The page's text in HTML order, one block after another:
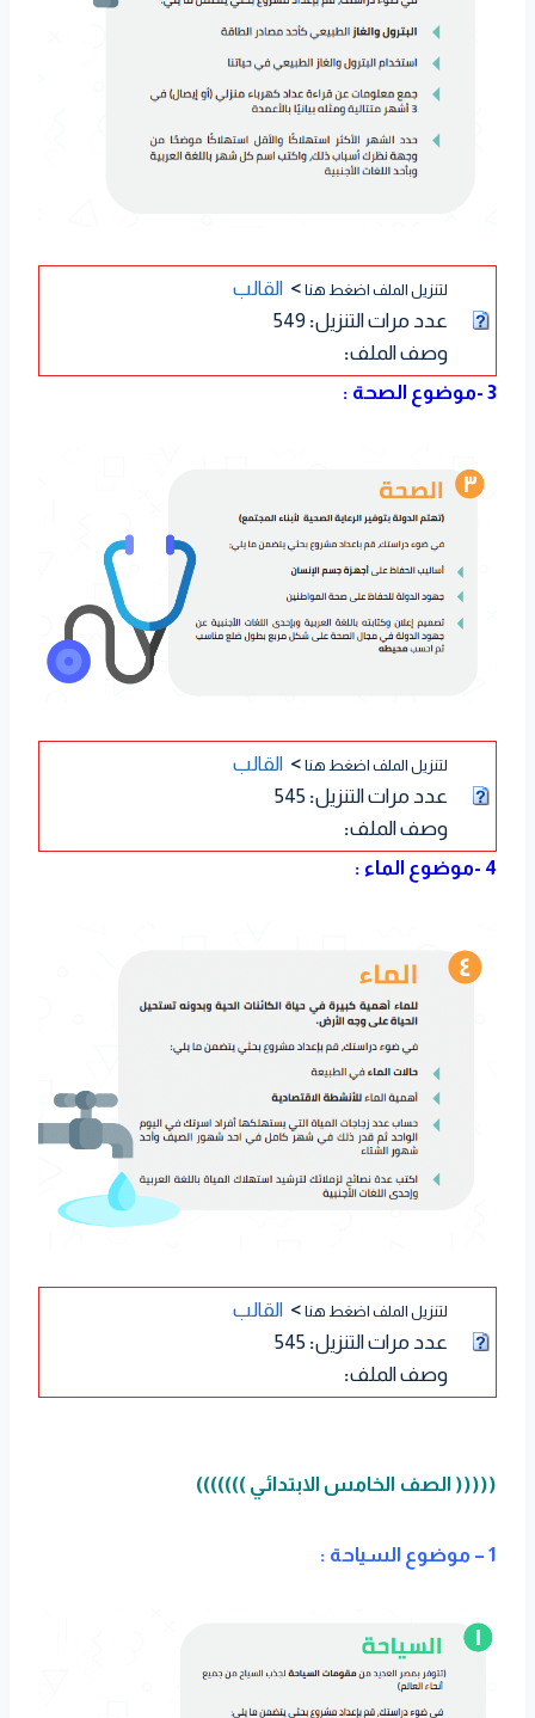
لتنزيل الملف اضغط هنا > القالب
عدد مرات التنزيل:
وصف الملف:
3 -موضوع الصحة :
لتنزيل الملف اضغط هنا > القالب
عدد مرات التنزيل:
وصف الملف:
4 -موضوع الماء :
لتنزيل الملف اضغط هنا > القالب
عدد مرات التنزيل:
وصف الملف:
((((( الصف الخامس الابتدائي )))))))
1 – موضوع السياحة :